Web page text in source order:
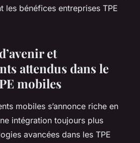
les bénéfices entreprises TPE
et
attendus dans le
mobiles
mobiles s’annonce riche en
intégration toujours plus
avancées dans les TPE